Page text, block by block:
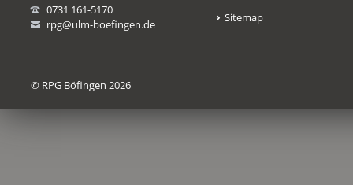
0731 161-5170
rpg@ulm-boefingen.de
Sitemap
© RPG Böfingen 2026